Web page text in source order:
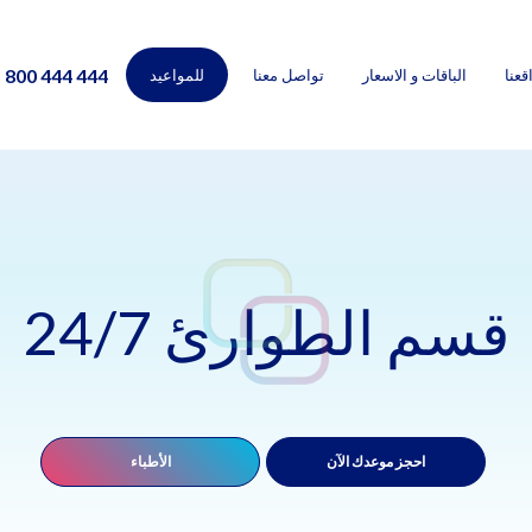
الباقات و الاسعار تواصل معنا للمواعيد 800 444 444
قسم الطوارئ 24/7
احجز موعدك الآن الأطباء